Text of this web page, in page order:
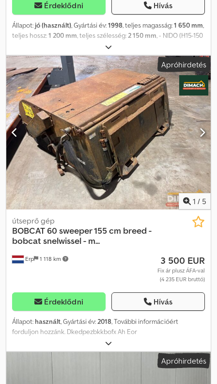
Érdeklődni Hívás
Állapot: jó (használt), Gyártási év:1998, teljes magasság:1 650 mm,
teljes hossz:1 200 mm, teljes szélesség:2 150 mm, - NIDO (H15-150
típus) seprőkefe - Seprési szélesség: 150 cm = További
információk = Dsdpfx Aozlh Eijh Eskr Gyártási év: 2026 Műszaki
állapot: jó Esztétikai állapot: jó Gyártó: Clean Mat Trucks B.V.
Wageningsestraat 17 6673DB ANDELST, Hollandia
Apróhirdetés
1 / 5
Erp 1 118 km
útseprő gép
BOBCAT 60 sweeper 155 cm breed -
bobcat snelwissel - m...
3 500 EUR
Fix ár plusz ÁFA-val
(4 235 EUR bruttó)
Érdeklődni Hívás
Állapot: használt, Gyártási év: 2018, További információért
forduljon hozzánk. Dkedpezbkkbofx Ah Eor
Apróhirdetés